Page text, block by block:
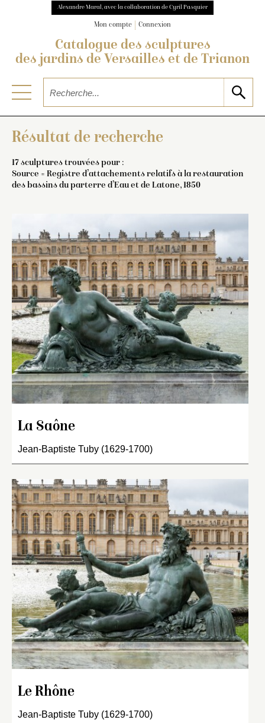
Alexandre Maral, avec la collaboration de Cyril Pasquier
Mon compte Connexion
Catalogue des sculptures
des jardins de Versailles et de Trianon
Résultat de recherche
17 sculptures trouvées pour :
Source = Registre d’attachements relatifs à la restauration
des bassins du parterre d’Eau et de Latone, 1850
La Saône
Jean-Baptiste Tuby (1629-1700)
Le Rhône
Jean-Baptiste Tuby (1629-1700)